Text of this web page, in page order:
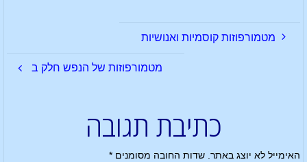
מטמורפוזות קוסמיות ואנושיות
מטמורפוזות של הנפש חלק ב
כתיבת תגובה
האימייל לא יוצג באתר. שדות החובה מסומנים*